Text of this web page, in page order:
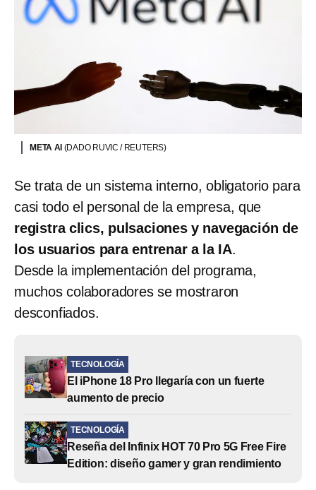
META AI (DADO RUVIC / REUTERS)
Se trata de un sistema interno, obligatorio para
casi todo el personal de la empresa, que
registra clics, pulsaciones y navegación de
los usuarios para entrenar a la IA.
Desde la implementación del programa,
muchos colaboradores se mostraron
desconfiados.
TECNOLOGÍA
El iPhone 18 Pro llegaría con un fuerte
aumento de precio
TECNOLOGÍA
Reseña del Infinix HOT 70 Pro 5G Free Fire
Edition: diseño gamer y gran rendimiento